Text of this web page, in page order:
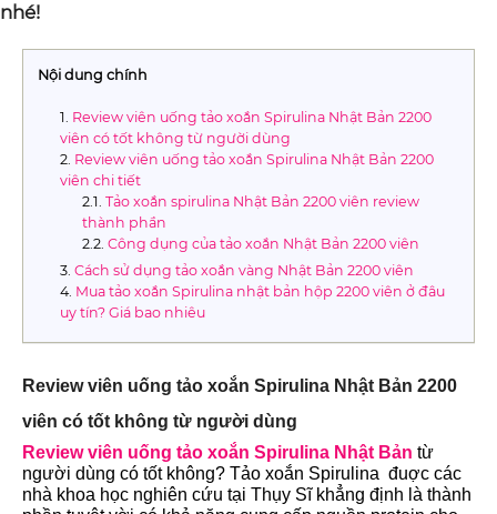
nhé!
Nội dung chính
Review viên uống tảo xoắn Spirulina Nhật Bản 2200
viên có tốt không từ người dùng
Review viên uống tảo xoắn Spirulina Nhật Bản 2200
viên chi tiết
Tảo xoắn spirulina Nhật Bản 2200 viên review
thành phần
Công dụng của tảo xoắn Nhật Bản 2200 viên
Cách sử dụng tảo xoắn vàng Nhật Bản 2200 viên
Mua tảo xoắn Spirulina nhật bản hộp 2200 viên ở đâu
uy tín? Giá bao nhiêu
Review viên uống tảo xoắn Spirulina Nhật Bản 2200
viên có tốt không từ người dùng
Review viên uống tảo xoắn Spirulina Nhật Bản từ
người dùng có tốt không? Tảo xoắn Spirulina đuợc các
nhà khoa học nghiên cứu tại Thụy Sĩ khẳng định là thành